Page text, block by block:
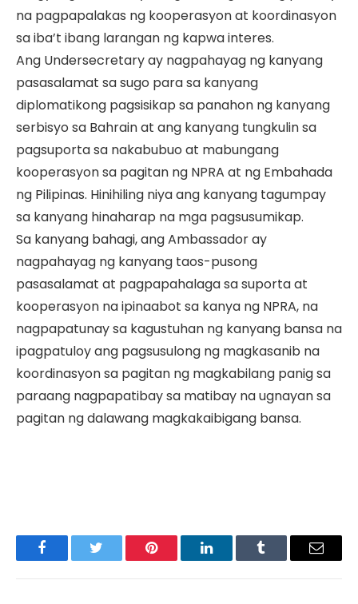
na pagpapalakas ng kooperasyon at koordinasyon
sa iba’t ibang larangan ng kapwa interes.
Ang Undersecretary ay nagpahayag ng kanyang
pasasalamat sa sugo para sa kanyang
diplomatikong pagsisikap sa panahon ng kanyang
serbisyo sa Bahrain at ang kanyang tungkulin sa
pagsuporta sa nakabubuo at mabungang
kooperasyon sa pagitan ng NPRA at ng Embahada
ng Pilipinas. Hinihiling niya ang kanyang tagumpay
sa kanyang hinaharap na mga pagsusumikap.
Sa kanyang bahagi, ang Ambassador ay
nagpahayag ng kanyang taos-pusong
pasasalamat at pagpapahalaga sa suporta at
kooperasyon na ipinaabot sa kanya ng NPRA, na
nagpapatunay sa kagustuhan ng kanyang bansa na
ipagpatuloy ang pagsusulong ng magkasanib na
koordinasyon sa pagitan ng magkabilang panig sa
paraang nagpapatibay sa matibay na ugnayan sa
pagitan ng dalawang magkakaibigang bansa.
FacebookTwitter Pinterest LinkedInTumblr Email